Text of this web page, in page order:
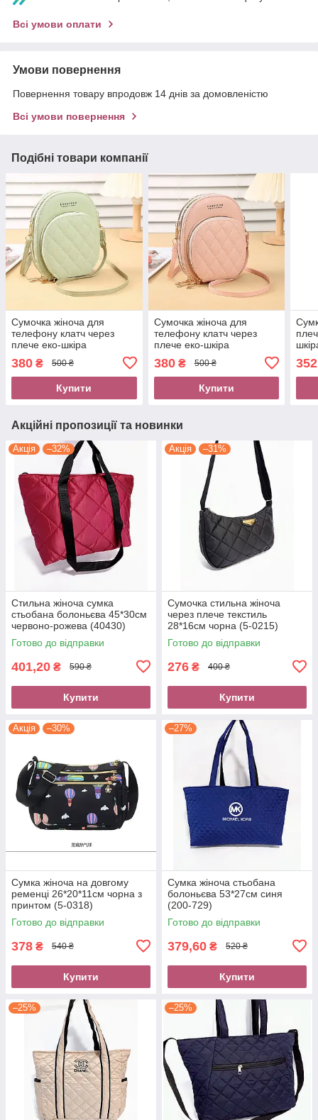
Всі умови оплати
Умови повернення
Повернення товару впродовж 14 днів за домовленістю
Всі умови повернення
Подібні товари компанії
Сумочка жіноча для
телефону клатч через
плече еко-шкіра
18*15*6см світло-зелена
(5-0182)
380 ₴ 500 ₴
Купити
Сумочка жіноча для
телефону клатч через
плече еко-шкіра
18*15*6см світло-рожева
(5-0181)
380₴ 500 ₴
Купити
Акційні пропозиції та новинки
Акція –32%
Стильна жіноча сумка
стьобана болоньєва 45*30см
червоно-рожева (40430)
Готово до відправки
401,20 ₴ 590 ₴
Купити
Акція –31%
Сумочка стильна жіноча
через плече текстиль
28*16см чорна (5-0215)
Готово до відправки
276 ₴ 400 ₴
Купити
Акція –30%
Сумка жіноча на довгому
ременці 26*20*11см чорна з
принтом (5-0318)
Готово до відправки
378 ₴ 540 ₴
Купити
–27%
Сумка жіноча стьобана
болоньєва 53*27см синя
(200-729)
Готово до відправки
379,60 ₴ 520 ₴
Купити
–25% –25%